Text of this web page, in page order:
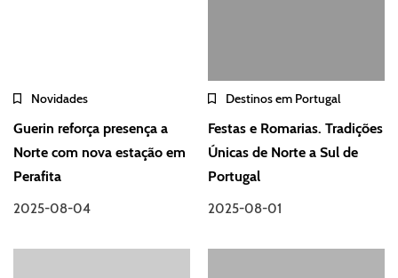
Novidades
Guerin reforça presença a
Norte com nova estação em
Perafita
2025-08-04
Destinos em Portugal
Festas e Romarias. Tradições
Únicas de Norte a Sul de
Portugal
2025-08-01